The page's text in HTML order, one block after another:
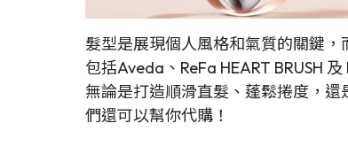
髮型是展現個人風格和氣質的關鍵
包括Aveda、ReFa HEART BRUSH
無論是打造順滑直髮、蓬鬆捲度，
們還可以幫你代購！